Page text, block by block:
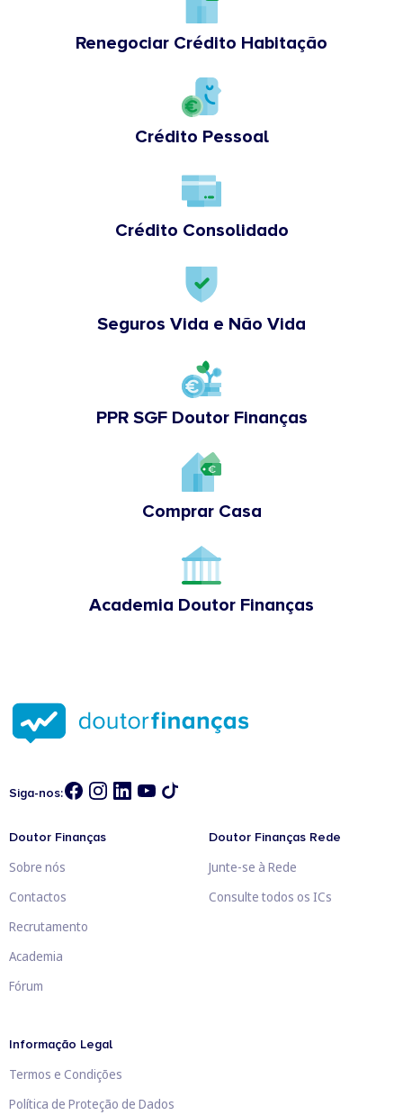
Renegociar Crédito Habitação
Crédito Pessoal
Crédito Consolidado
Seguros Vida e Não Vida
PPR SGF Doutor Finanças
Comprar Casa
Academia Doutor Finanças
Siga-nos:
Doutor Finanças
Sobre nós
Contactos
Recrutamento
Academia
Fórum
Doutor Finanças Rede
Junte-se à Rede
Consulte todos os ICs
Informação Legal
Termos e Condições
Política de Proteção de Dados